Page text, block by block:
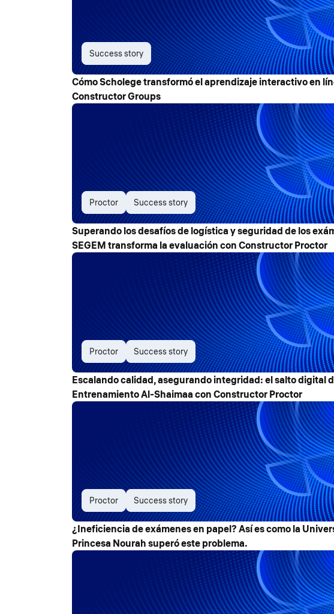
Success story
Cómo Scholege transformó el aprendizaje interactivo en
Constructor Groups
Proctor Success story
Superando los desafíos de logística y seguridad de los
SEGEM transforma la evaluación con Constructor Proctor
Proctor Success story
Escalando calidad, asegurando integridad: el salto digital
Entrenamiento Al-Shaimaa con Constructor Proctor
Proctor Success story
¿Ineficiencia de exámenes en papel? Así es como la
Princesa Nourah superó este problema.